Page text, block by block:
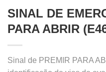
SINAL DE
PARA ABRIR
Sinal de PREMIR PARA